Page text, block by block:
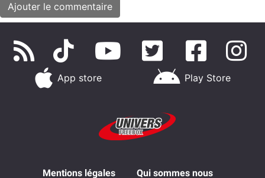
App store Play Store
Mentions légales Qui sommes nous